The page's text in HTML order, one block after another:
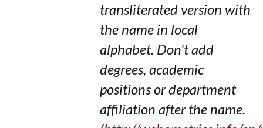
transliterated version with
the name in local
alphabet. Don't add
degrees, academic
positions or department
affiliation after the name.